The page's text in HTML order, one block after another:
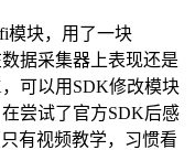
模块，用了一块
据采集器上表现还是
可以用SDK修改模块
尝试了官方SDK后感
有视频教学，习惯看